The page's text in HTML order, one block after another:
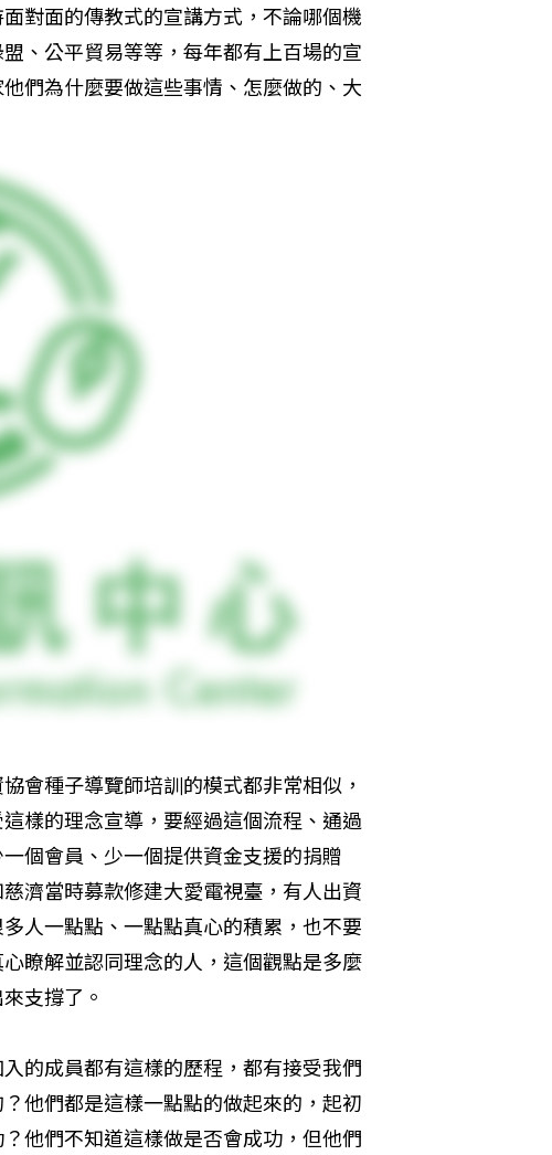
對面的傳教式的宣講方式，不論哪個機
、公平貿易等等，每年都有上百場的宣
們為什麼要做這些事情、怎麼做的、大
會種子導覽師培訓的模式都非常相似，
樣的理念宣導，要經過這個流程、通過
個會員、少一個提供資金支援的捐贈
濟當時募款修建大愛電視臺，有人出資
人一點點、一點點真心的積累，也不要
瞭解並認同理念的人，這個觀點是多麼
支撐了。
的成員都有這樣的歷程，都有接受我們
他們都是這樣一點點的做起來的，起初
他們不知道這樣做是否會成功，但他們